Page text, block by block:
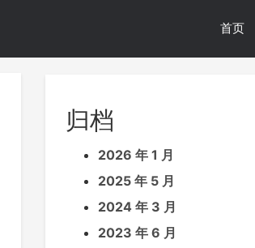
首页
归档
2026 年 1 月
2025 年 5 月
2024 年 3 月
2023 年 6 月